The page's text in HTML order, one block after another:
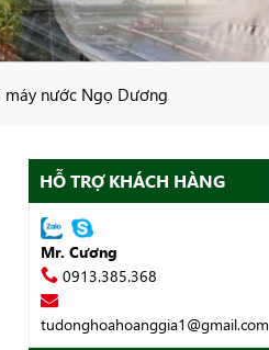
nước Ngọ Dương
HỖ TRỢ KHÁCH HÀNG
Mr. Cương
0913.385.368
tudonghoahoanggia1@gmail.com